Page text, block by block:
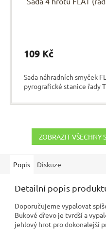
109 Kč
Sada náhradních smyček
pyrografické stanice řady
ZOBRAZIT VŠECHNY
Popis Diskuze
Detailní popis
Doporučujeme vypalovat
Bukové dřevo je tvrdší a
jehlový hrot pro dokonalejší